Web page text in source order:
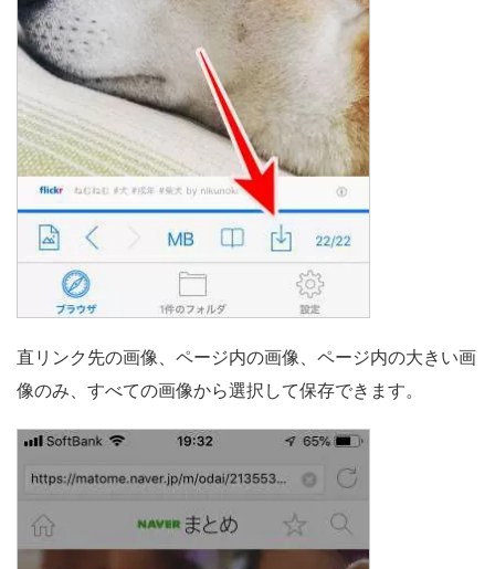
直リンク先の画像、ページ内の画像、ページ内の大きい画
像のみ、すべての画像から選択して保存できます。